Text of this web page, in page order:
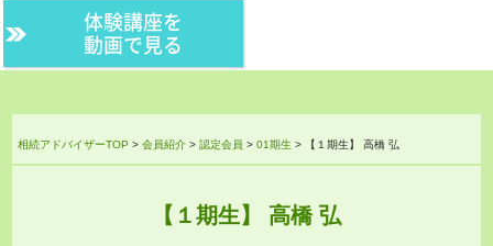
体験講座を
動画で見る
相続アドバイザーTOP >会員紹介 >認定会員 >01期生 > 【１期生】 高橋 弘
【１期生】 高橋 弘